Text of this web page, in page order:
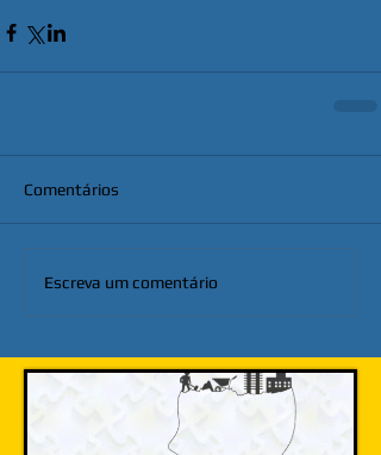
Comentários
Escreva um comentário